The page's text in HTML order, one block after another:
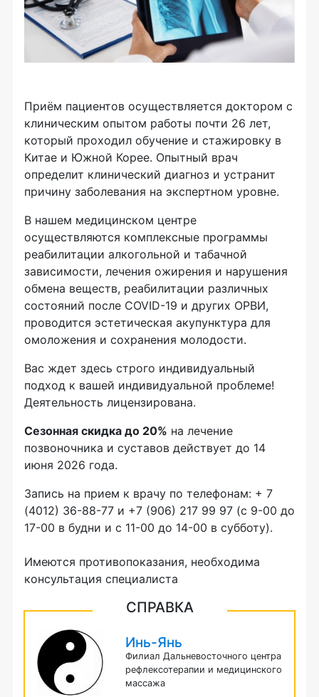
Приём пациентов осуществляется доктором с
клиническим опытом работы почти 26 лет,
который проходил обучение и стажировку в
Китае и Южной Корее. Опытный врач
определит клинический диагноз и устранит
причину заболевания на экспертном уровне.
В нашем медицинском центре
осуществляются комплексные программы
реабилитации алкогольной и табачной
зависимости, лечения ожирения и нарушения
обмена веществ, реабилитации различных
состояний после COVID-19 и других ОРВИ,
проводится эстетическая акупунктура для
омоложения и сохранения молодости.
Вас ждет здесь строго индивидуальный
подход к вашей индивидуальной проблеме!
Деятельность лицензирована.
Сезонная скидка до 20% на лечение
позвоночника и суставов действует до 14
июня 2026 года.
Запись на прием к врачу по телефонам: + 7
(4012) 36-88-77 и +7 (906) 217 99 97 (с 9-00 до
17-00 в будни и с 11-00 до 14-00 в субботу).
Имеются противопоказания, необходима
консультация специалиста
СПРАВКА
Инь-Янь
Филиал Дальневосточного центра
рефлексотерапии и медицинского
массажа